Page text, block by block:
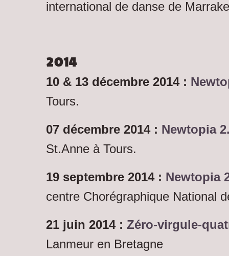
international de danse de
2014
10 & 13 décembre 2014 :
Tours.
07 décembre 2014 : Newtopia
St.Anne à Tours.
19 septembre 2014 : Newtopia
centre Chorégraphique National
21 juin 2014 : Zéro-virgule-
Lanmeur en Bretagne